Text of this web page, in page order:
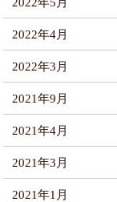
2022年4月
2022年3月
2021年9月
2021年4月
2021年3月
2021年1月